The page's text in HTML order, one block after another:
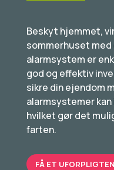
Beskyt hjemmet,
sommerhuset
alarmsystem er
god og effektiv
sikre din ejendom
alarmsystemer kan
hvilket gør det
farten.
FÅ ET